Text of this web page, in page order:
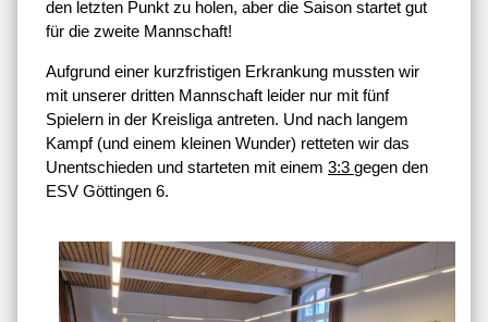
den letzten Punkt zu holen, aber die Saison startet gut
für die zweite Mannschaft!
Aufgrund einer kurzfristigen Erkrankung mussten wir
mit unserer dritten Mannschaft leider nur mit fünf
Spielern in der Kreisliga antreten. Und nach langem
Kampf (und einem kleinen Wunder) retteten wir das
Unentschieden und starteten mit einem 3:3 gegen den
ESV Göttingen 6.